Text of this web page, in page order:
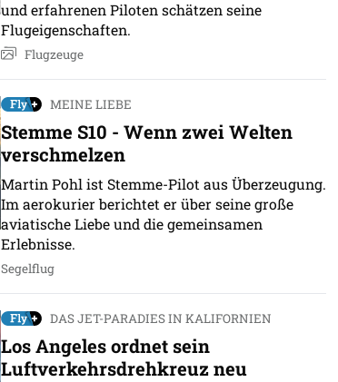
und erfahrenen Piloten schätzen seine
Flugeigenschaften.
Flugzeuge
MEINE LIEBE
Stemme S10 - Wenn zwei Welten
verschmelzen
Martin Pohl ist Stemme-Pilot aus Überzeugung.
Im aerokurier berichtet er über seine große
aviatische Liebe und die gemeinsamen
Erlebnisse.
Segelflug
DAS JET-PARADIES IN KALIFORNIEN
Los Angeles ordnet sein
Luftverkehrsdrehkreuz neu